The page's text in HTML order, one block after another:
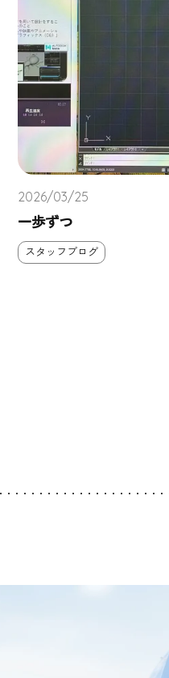
2026/03/25
一歩ずつ
スタッフブログ